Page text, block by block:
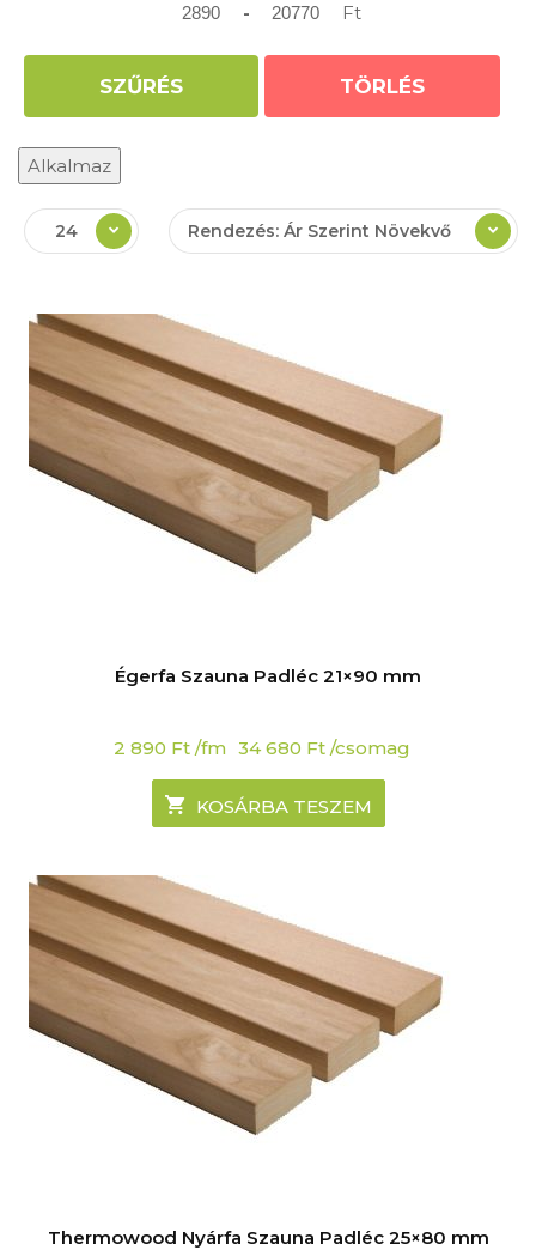
- Ft
SZŰRÉS TÖRLÉS
Alkalmaz
Rendezés: Ár Szerint Növekvő
24
Égerfa Szauna Padléc 21×90 mm
2 890 Ft /fm 34 680 Ft /csomag
KOSÁRBA TESZEM
Thermowood Nyárfa Szauna Padléc 25×80 mm